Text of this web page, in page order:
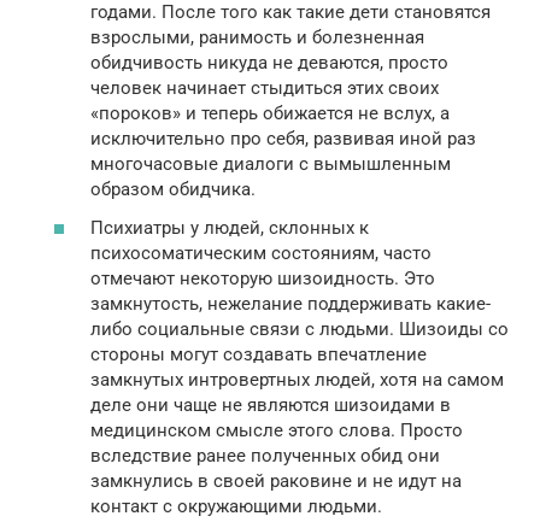
годами. После того как такие дети становятся
взрослыми, ранимость и болезненная
обидчивость никуда не деваются, просто
человек начинает стыдиться этих своих
«пороков» и теперь обижается не вслух, а
исключительно про себя, развивая иной раз
многочасовые диалоги с вымышленным
образом обидчика.
Психиатры у людей, склонных к
психосоматическим состояниям, часто
отмечают некоторую шизоидность. Это
замкнутость, нежелание поддерживать какие-
либо социальные связи с людьми. Шизоиды со
стороны могут создавать впечатление
замкнутых интровертных людей, хотя на самом
деле они чаще не являются шизоидами в
медицинском смысле этого слова. Просто
вследствие ранее полученных обид они
замкнулись в своей раковине и не идут на
контакт с окружающими людьми.